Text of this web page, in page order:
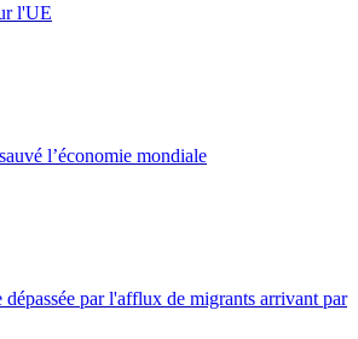
l'UE
l’économie mondiale
dépassée par l'afflux de migrants arrivant par